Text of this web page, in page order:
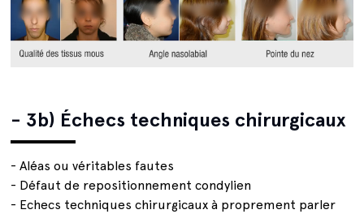
- 3b) Échecs techniques chirurgicaux
- Aléas ou véritables fautes
- Défaut de repositionnement condylien
- Echecs techniques chirurgicaux à proprement parler